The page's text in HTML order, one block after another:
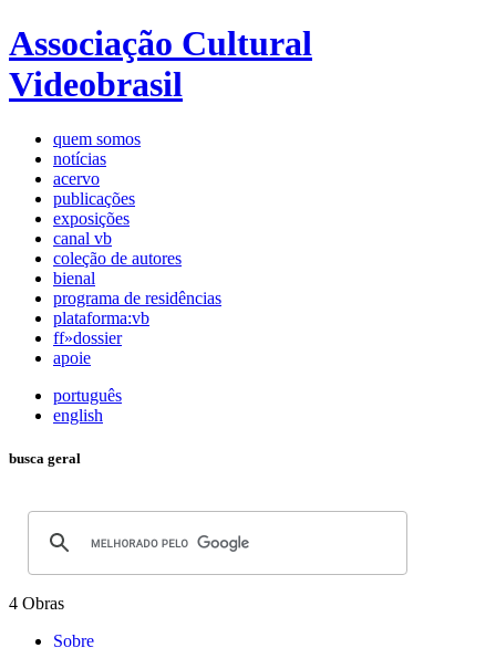
Associação Cultural
Videobrasil
quem somos
notícias
acervo
publicações
exposições
canal vb
coleção de autores
bienal
programa de residências
plataforma:vb
ff»dossier
apoie
português
english
busca geral
4 Obras
Sobre